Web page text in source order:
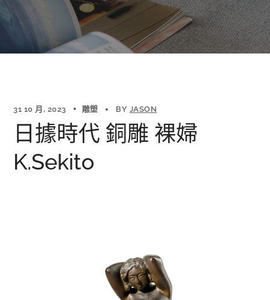
31 10 月, 2023 雕塑 BY JASON
日據時代 銅雕 裸婦
K.Sekito